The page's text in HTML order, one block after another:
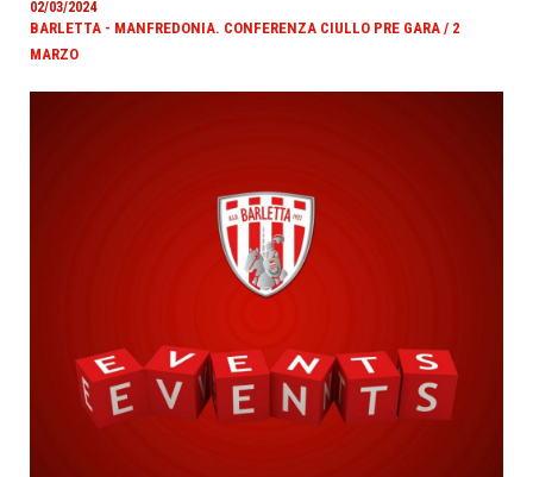
02/03/2024
BARLETTA - MANFREDONIA. CONFERENZA CIULLO PRE GARA / 2
MARZO